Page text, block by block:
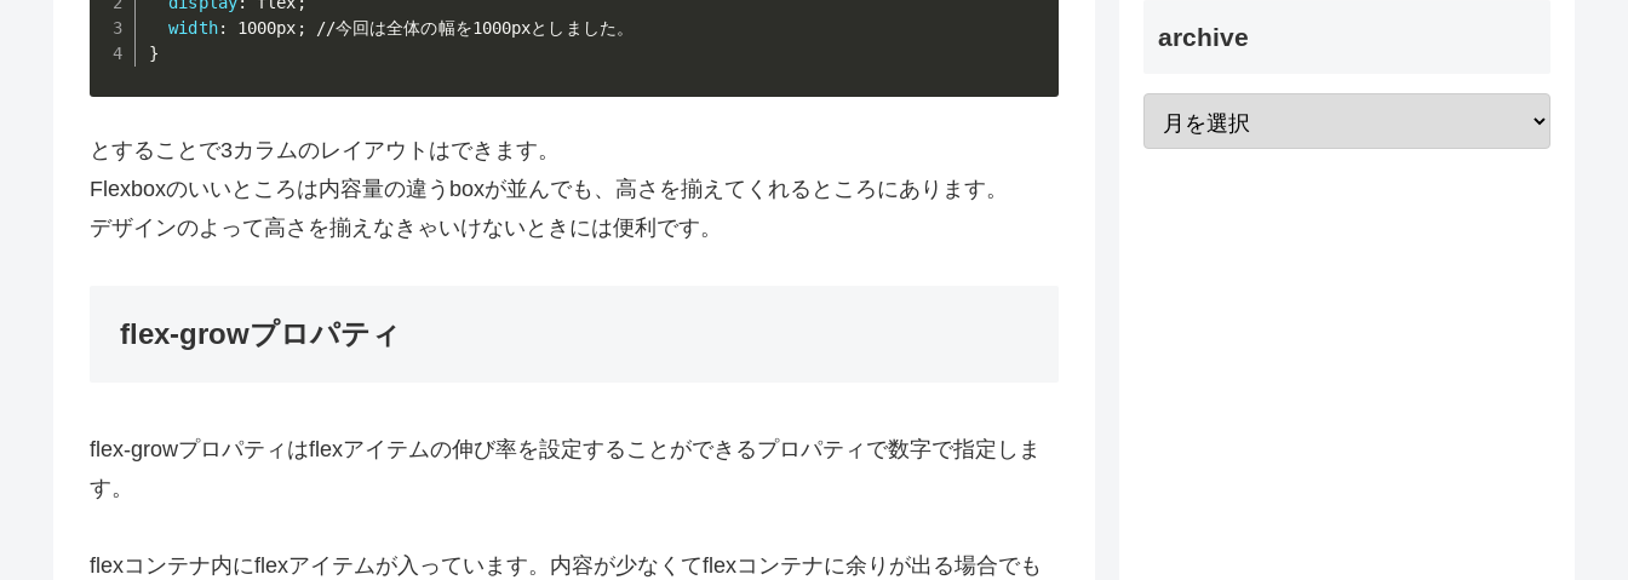
width: 1000px ;
}
とすることで3カラムのレイアウトはできます。
Flexboxのいいところは内容量の違うboxが並んでも、高さを揃えてくれるところにあります。
デザインのよって高さを揃えなきゃいけないときには便利です。
flex-growプロパティ
flex-growプロパティはflexアイテムの伸び率を設定することができるプロパティで数字で指定しま
す。
flexコンテナ内にflexアイテムが入っています。内容が少なくてflexコンテナに余りが出る場合でも
archive